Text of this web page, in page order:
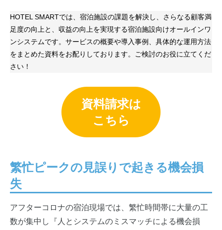
HOTEL SMARTでは、宿泊施設の課題を解決し、さらなる顧客満
足度の向上と、収益の向上を実現する宿泊施設向けオールインワ
ンシステムです。サービスの概要や導入事例、具体的な運用方法
をまとめた資料をお配りしております。ご検討のお役に立てくだ
さい！
資料請求は
こちら
繁忙ピークの見誤りで起きる機会損
失
アフターコロナの宿泊現場では、繁忙時間帯に大量の工
数が集中し『人とシステムのミスマッチによる機会損